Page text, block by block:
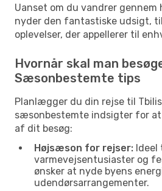
Uanset om du vandrer gennem
nyder den fantastiske udsigt,
oplevelser, der appellerer til
Hvornår skal man
Sæsonbestemte tips
Planlægger du din rejse til
sæsonbestemte indsigter for
af dit besøg:
Højsæson for rejser: Ideel
varmevejsentusiaster og
ønsker at nyde byens
udendørsarrangementer.